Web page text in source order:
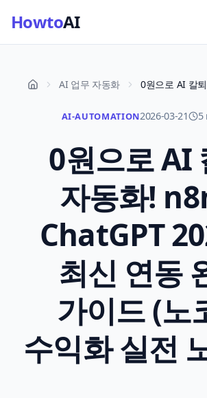
HowtoAI
AI 업무 자동화
AI-AUTOMATION2026-03-21 5
0원으로 AI
자동화!
ChatGPT
최신 연동
가이드 (노
수익화 실전